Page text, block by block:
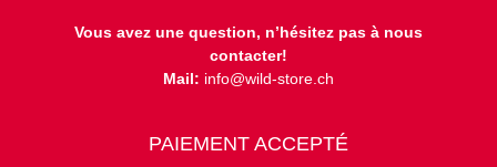
Vous avez une question, n’hésitez pas à nous
contacter!
Mail: info@wild-store.ch
PAIEMENT ACCEPTÉ